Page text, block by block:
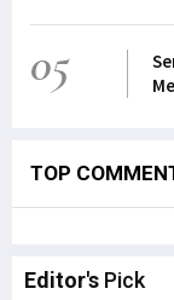
05
TOP
Editor's Pick